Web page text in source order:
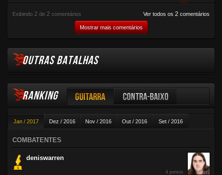
Exibindo 2 de 2 comentários
Mostrar mais comentários
Ver todos os 2 comentários
OUTRAS BATALHAS
RANKING
Jan / 2017 Dez / 2016 Nov / 2016 Out / 2016 Set / 2016
Ago / 2016 Jul / 2016
Guitarra Contra-baixo
COMBATENTES
deniswarren
4 pontos